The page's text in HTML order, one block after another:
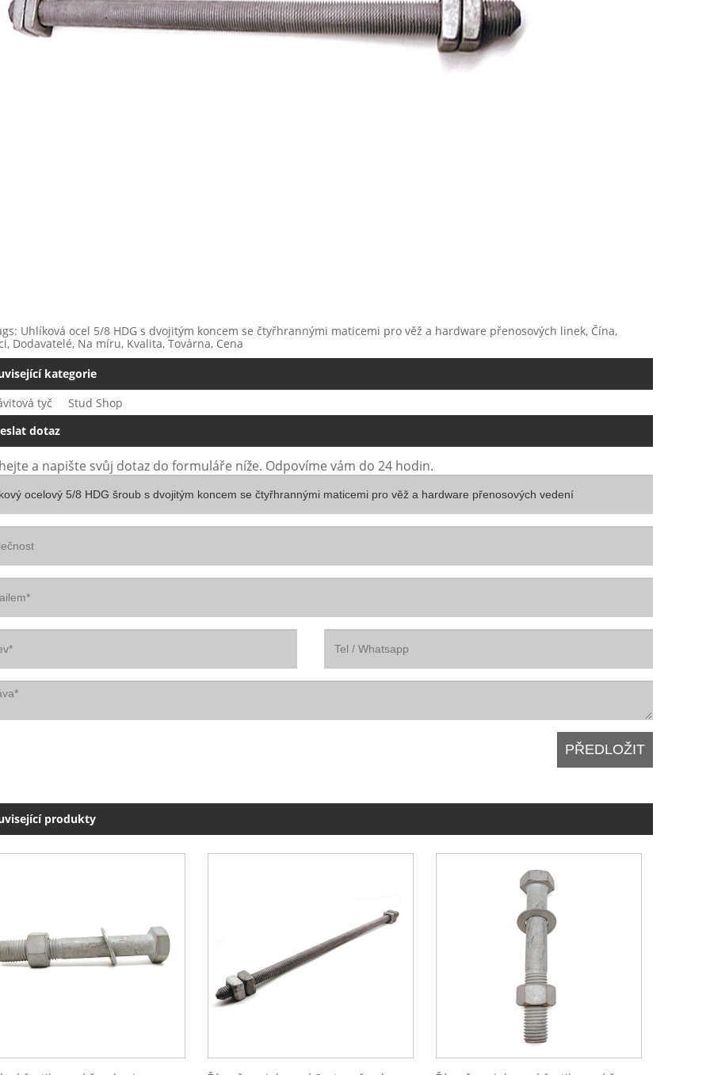
Uhlíková ocel 5/8 HDG s dvojitým koncem se čtyřhrannými maticemi pro věž a hardware přenosových linek, Čína,
Dodavatelé, Na míru, Kvalita, Továrna, Cena
kategorie
tyč
Stud Shop
dotaz
a napište svůj dotaz do formuláře níže. Odpovíme vám do 24 hodin.
produkty